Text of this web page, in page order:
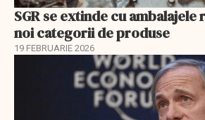
SGR se extinde cu
noi categorii de produse
19 FEBRUARIE 2026